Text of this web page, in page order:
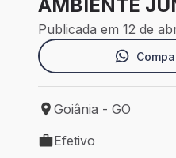
AMBIENTE
Publicada em 12 de
Local de trabalho:
Goiânia - GO
Tipo de vaga: Efetivo
Efetivo